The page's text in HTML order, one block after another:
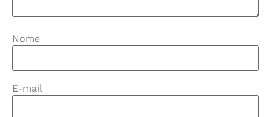
Nome
E-mail